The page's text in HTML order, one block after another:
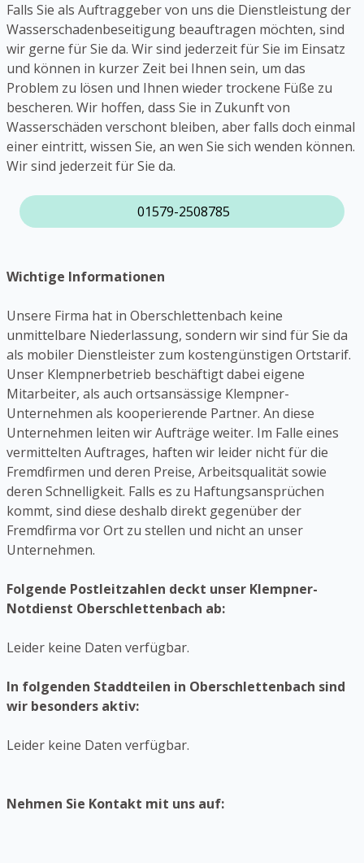
Falls Sie als Auftraggeber von uns die Dienstleistung der
Wasserschadenbeseitigung beauftragen möchten, sind
wir gerne für Sie da. Wir sind jederzeit für Sie im Einsatz
und können in kurzer Zeit bei Ihnen sein, um das
Problem zu lösen und Ihnen wieder trockene Füße zu
bescheren. Wir hoffen, dass Sie in Zukunft von
Wasserschäden verschont bleiben, aber falls doch einmal
einer eintritt, wissen Sie, an wen Sie sich wenden können.
Wir sind jederzeit für Sie da.
01579-2508785
Wichtige Informationen
Unsere Firma hat in Oberschlettenbach keine
unmittelbare Niederlassung, sondern wir sind für Sie da
als mobiler Dienstleister zum kostengünstigen Ortstarif.
Unser Klempnerbetrieb beschäftigt dabei eigene
Mitarbeiter, als auch ortsansässige Klempner-
Unternehmen als kooperierende Partner. An diese
Unternehmen leiten wir Aufträge weiter. Im Falle eines
vermittelten Auftrages, haften wir leider nicht für die
Fremdfirmen und deren Preise, Arbeitsqualität sowie
deren Schnelligkeit. Falls es zu Haftungsansprüchen
kommt, sind diese deshalb direkt gegenüber der
Fremdfirma vor Ort zu stellen und nicht an unser
Unternehmen.
Folgende Postleitzahlen deckt unser Klempner-
Notdienst Oberschlettenbach ab:
Leider keine Daten verfügbar.
In folgenden Staddteilen in Oberschlettenbach sind
wir besonders aktiv:
Leider keine Daten verfügbar.
Nehmen Sie Kontakt mit uns auf: